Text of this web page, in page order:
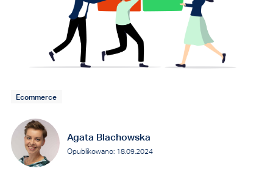
Agata Blachowska
Opublikowano: 18.09.2024
Ecommerce